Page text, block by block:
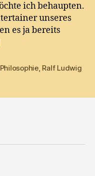
ich behaupten.
unseres
es ja bereits
Philosophie, Ralf Ludwig